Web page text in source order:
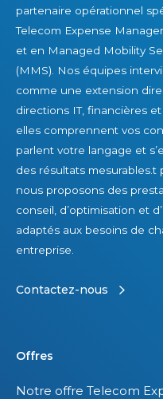
partenaire opérationnel
Telecom Expense
et en Managed Mobility
(MMS). Nos équipes
comme une extension
directions IT, financières et
elles comprennent vos
parlent votre langage et
des résultats mesurables.t
nous proposons des
conseil, d’optimisation et
adaptés aux besoins de
entreprise.
Contactez-nous
Offres
Notre offre Telecom